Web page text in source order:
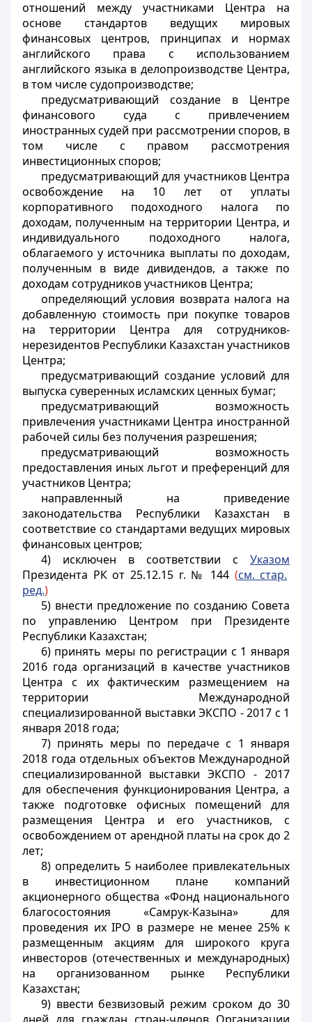
отношений между участниками Центра на
основе стандартов ведущих мировых
финансовых центров, принципах и нормах
английского права с использованием
английского языка в делопроизводстве Центра,
в том числе судопроизводстве;
предусматривающий создание в Центре
финансового суда с привлечением
иностранных судей при рассмотрении споров, в
том числе с правом рассмотрения
инвестиционных споров;
предусматривающий для участников Центра
освобождение на 10 лет от уплаты
корпоративного подоходного налога по
доходам, полученным на территории Центра, и
индивидуального подоходного налога,
облагаемого у источника выплаты по доходам,
полученным в виде дивидендов, а также по
доходам сотрудников участников Центра;
определяющий условия возврата налога на
добавленную стоимость при покупке товаров
на территории Центра для сотрудников-
нерезидентов Республики Казахстан участников
Центра;
предусматривающий создание условий для
выпуска суверенных исламских ценных бумаг;
предусматривающий возможность
привлечения участниками Центра иностранной
рабочей силы без получения разрешения;
предусматривающий возможность
предоставления иных льгот и преференций для
участников Центра;
направленный на приведение
законодательства Республики Казахстан в
соответствие со стандартами ведущих мировых
финансовых центров;
4) исключен в соответствии с Указом
Президента РК от 25.12.15 г. № 144 (см. стар.
ред.)
5) внести предложение по созданию Совета
по управлению Центром при Президенте
Республики Казахстан;
6) принять меры по регистрации с 1 января
2016 года организаций в качестве участников
Центра с их фактическим размещением на
территории Международной
специализированной выставки ЭКСПО - 2017 с 1
января 2018 года;
7) принять меры по передаче с 1 января
2018 года отдельных объектов Международной
специализированной выставки ЭКСПО - 2017
для обеспечения функционирования Центра, а
также подготовке офисных помещений для
размещения Центра и его участников, с
освобождением от арендной платы на срок до 2
лет;
8) определить 5 наиболее привлекательных
в инвестиционном плане компаний
акционерного общества «Фонд национального
благосостояния «Самрук-Казына» для
проведения их IPO в размере не менее 25% к
размещенным акциям для широкого круга
инвесторов (отечественных и международных)
на организованном рынке Республики
Казахстан;
9) ввести безвизовый режим сроком до 30